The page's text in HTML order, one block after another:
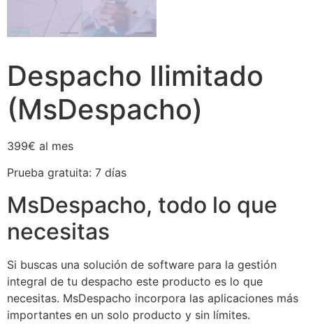
Despacho Ilimitado
(MsDespacho)
399€ al mes
Prueba gratuita: 7 días
MsDespacho, todo lo que
necesitas
Si buscas una solución de software para la gestión
integral de tu despacho este producto es lo que
necesitas. MsDespacho incorpora las aplicaciones más
importantes en un solo producto y sin límites.